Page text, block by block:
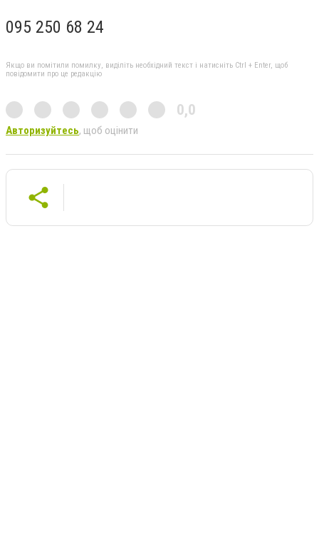
095 250 68 24
Якщо ви помітили помилку, виділіть необхідний текст і натисніть Ctrl + Enter, щоб
повідомити про це редакцію
0,0
Авторизуйтесь, щоб оцінити